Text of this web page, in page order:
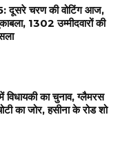
दूसरे चरण की वोटिंग आज,
1302 उम्मीदवारों की
विधायकी का चुनाव, ग्लैमरस
का जोर, हसीना के रोड शो